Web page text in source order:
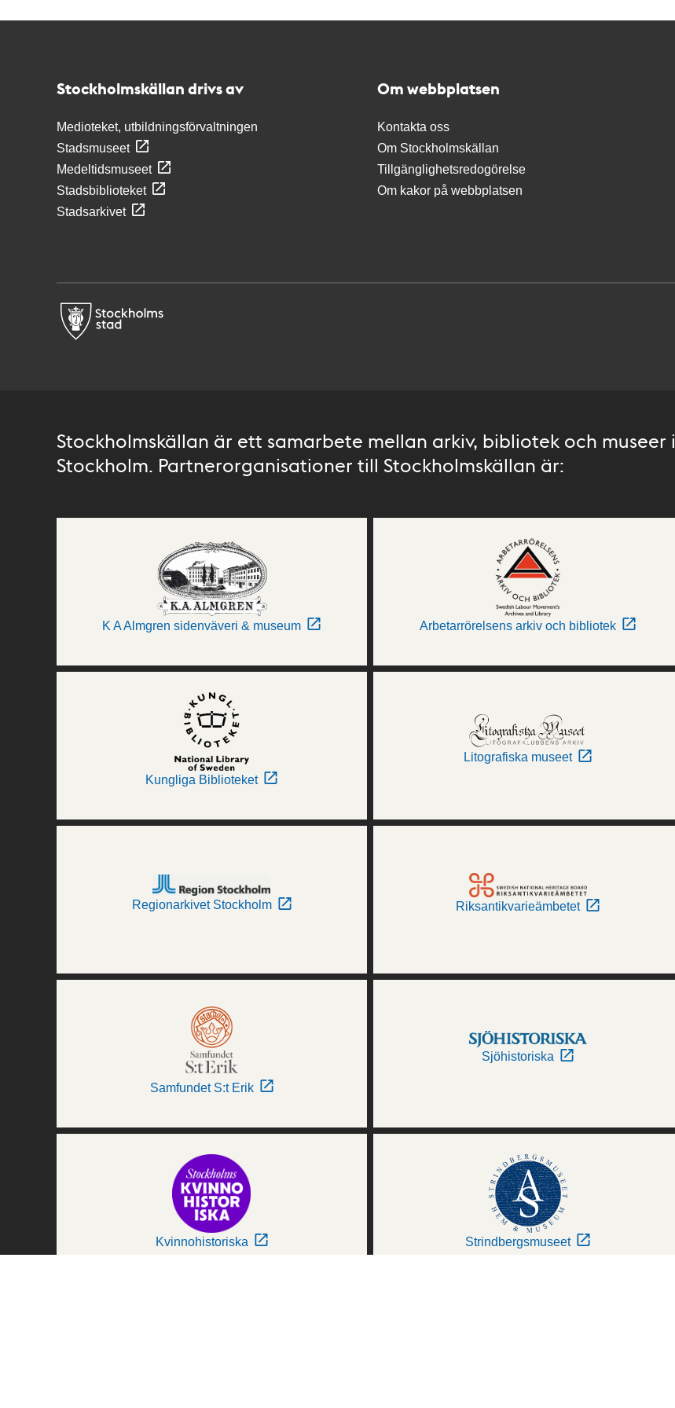
Stockholmskällan drivs av
Medioteket, utbildningsförvaltningen
Stadsmuseet
Medeltidsmuseet
Stadsbiblioteket
Stadsarkivet
Om webbplatsen
Kontakta oss
Om Stockholmskällan
Tillgänglighetsredogörelse
Om kakor på webbplatsen
Stockholmskällan är ett samarbete mellan arkiv, bibliotek och museer i
Stockholm. Partnerorganisationer till Stockholmskällan är:
K A Almgren sidenväveri & museum Arbetarrörelsens arkiv och bibliotek
Kungliga Biblioteket
Litografiska museet
Regionarkivet Stockholm Riksantikvarieämbetet
Samfundet S:t Erik
Sjöhistoriska
Kvinnohistoriska Strindbergsmuseet